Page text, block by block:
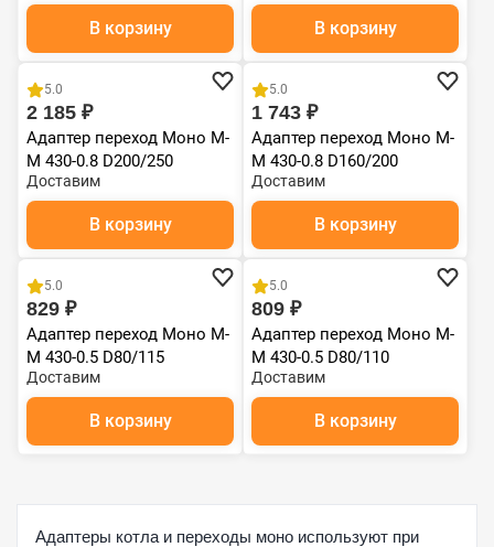
для печной трубы,
адаптер котла из
нержавейки
В корзину В корзину
5.0
2 185 ₽
Адаптер переход Моно М-
М 430-0.8 D200/250
Доставим
В корзину
5.0
1 743 ₽
Адаптер переход Моно М-
М 430-0.8 D160/200
Доставим
В корзину
5.0
829 ₽
Адаптер переход Моно М-
М 430-0.5 D80/115
Доставим
В корзину
5.0
809 ₽
Адаптер переход Моно М-
М 430-0.5 D80/110
Доставим
В корзину
Адаптеры котла и переходы моно используют при